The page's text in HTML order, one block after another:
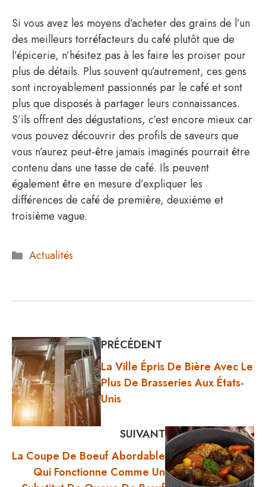
Si vous avez les moyens d’acheter des grains de l’un
des meilleurs torréfacteurs du café plutôt que de
l’épicerie, n’hésitez pas à les faire les proiser pour
plus de détails. Plus souvent qu’autrement, ces gens
sont incroyablement passionnés par le café et sont
plus que disposés à partager leurs connaissances.
S’ils offrent des dégustations, c’est encore mieux car
vous pouvez découvrir des profils de saveurs que
vous n’aurez peut-être jamais imaginés pourrait être
contenu dans une tasse de café. Ils peuvent
également être en mesure d’expliquer les
différences de café de première, deuxième et
troisième vague.
Catégories
Actualités
PRÉCÉDENT
La Ville Épris De Bière Avec Le
Plus De Brasseries Aux États-
Unis
SUIVANT
La Coupe De Boeuf Abordable
Qui Fonctionne Comme Un